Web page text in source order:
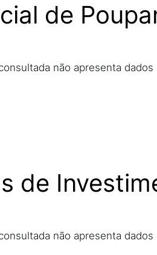
de
não apresenta
de
não apresenta